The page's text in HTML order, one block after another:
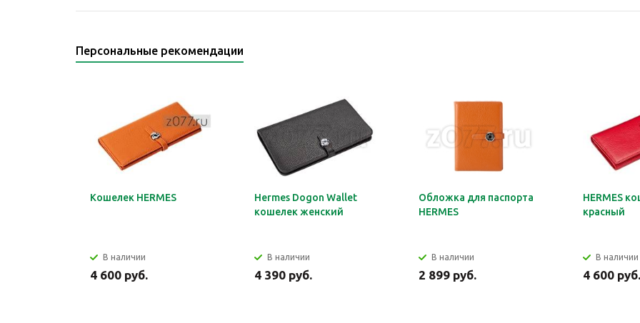
Персональные рекомендации
Кошелек HERMES
В наличии
4 600 руб.
Hermes Dogon Wallet
кошелек женский
В наличии
4 390 руб.
Обложка для паспорта
HERMES
В наличии
2 899 руб.
HERMES
красный
В наличии
4 600 руб.